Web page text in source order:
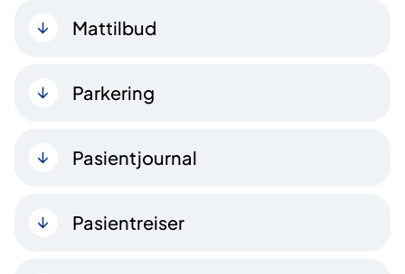
Mattilbud
Parkering
Pasientjournal
Pasientreiser